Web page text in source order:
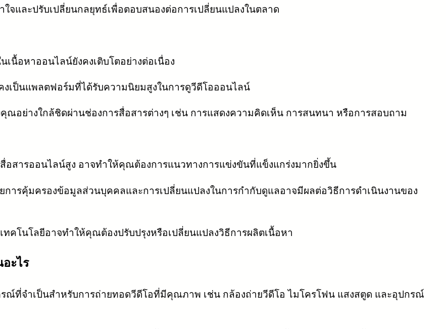
จและปรับเปลี่ยนกลยุทธ์เพื่อตอบสนองต่อการเปลี่ยนแปลงในตลาด
เนื้อหาออนไลน์ยังคงเติบโตอย่างต่อเนื่อง
งเป็นแพลตฟอร์มที่ได้รับความนิยมสูงในการดูวีดีโอออนไลน์
อย่างใกล้ชิดผ่านช่องการสื่อสารต่างๆ เช่น การแสดงความคิดเห็น การสนทนา หรือการสอบถาม
อสารออนไลน์สูง อาจทำให้คุณต้องการแนวทางการแข่งขันที่แข็งแกร่งมากยิ่งขึ้น
การคุ้มครองข้อมูลส่วนบุคคลและการเปลี่ยนแปลงในการกำกับดูแลอาจมีผลต่อวิธีการดำเนินงานของ
ทคโนโลยีอาจทำให้คุณต้องปรับปรุงหรือเปลี่ยนแปลงวิธีการผลิตเนื้อหา
ะไร
ณ์ที่จำเป็นสำหรับการถ่ายทอดวีดีโอที่มีคุณภาพ เช่น กล้องถ่ายวีดีโอ ไมโครโฟน แสงสตูด และอุปกรณ์